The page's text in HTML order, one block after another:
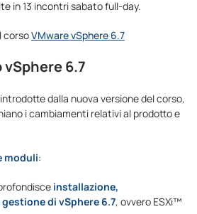
in 13 incontri sabato full-day.
corsoVMware vSphere 6.7
6.7
dalla nuova versione del corso,
i cambiamenti relativi al prodotto e
moduli:
installazione,
di vSphere 6.7, ovvero ESXi™